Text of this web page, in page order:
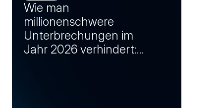
Wie man
millionenschwere
Unterbrechungen im
Jahr 2026 verhindert: